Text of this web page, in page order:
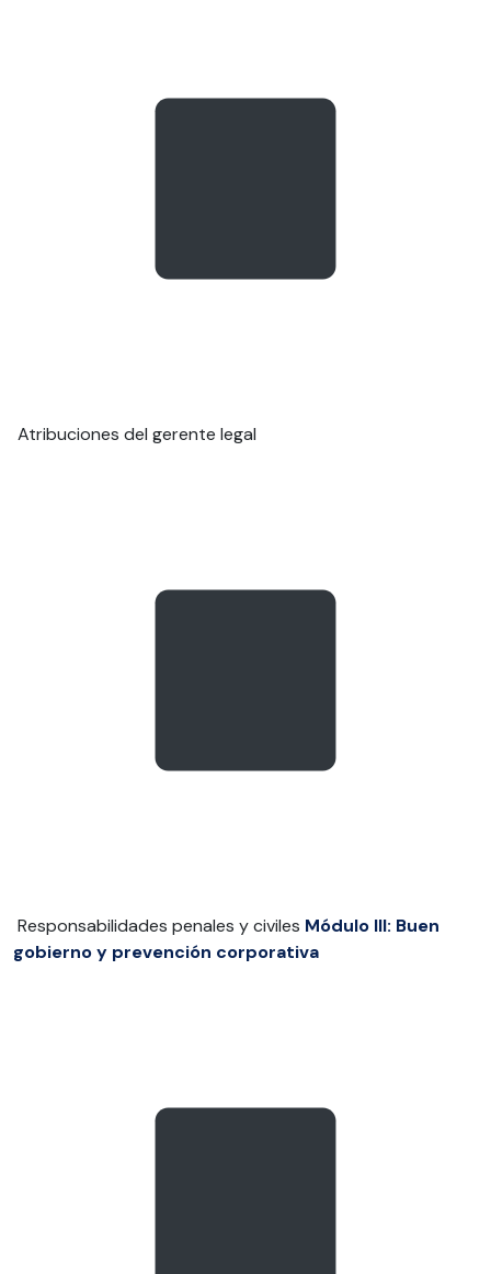
Atribuciones del gerente legal
Responsabilidades penales y civiles Módulo III: Buen
gobierno y prevención corporativa